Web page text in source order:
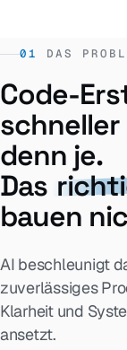
01 DAS
Code-
denn je.
Das
bauen
AI beschleunigt
zuverlässiges
Klarheit und
ansetzt.